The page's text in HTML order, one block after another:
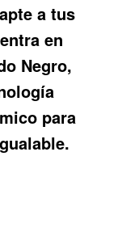
a tus
en
Negro,
para